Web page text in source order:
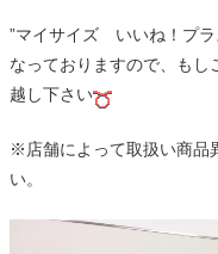
”マイサイズ いいね！プラ
なっておりますので、もし
越し下さい
※店舗によって取扱い商品
い。